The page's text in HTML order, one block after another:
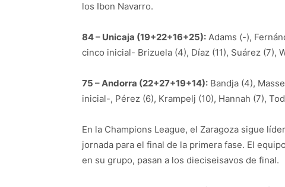
los Ibon Navarro.
84 – Unicaja (19+22+16+25): Adams (-),
cinco inicial- Brizuela (4), Díaz (11), Suárez (7),
75 – Andorra (22+27+19+14): Bandja (4),
inicial-, Pérez (6), Krampelj (10), Hannah (7),
En la Champions League, el Zaragoza sigue
jornada para el final de la primera fase. El
en su grupo, pasan a los dieciseisavos de final.